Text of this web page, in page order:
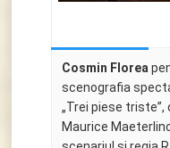
Cosmin Florea
scenografia
„Trei piese triste”,
Maurice